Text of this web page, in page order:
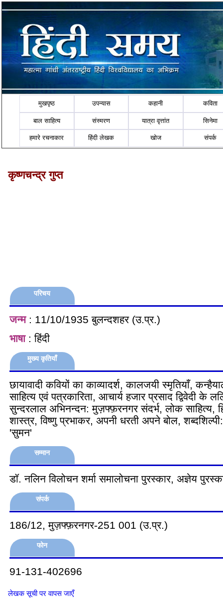
मुखपृष्ठ उपन्यास कहानी कविता
बाल साहित्य संस्मरण यात्रा वृत्तांत सिनेमा
हमारे रचनाकार हिंदी लेखक खोज संपर्क
कृष्णचन्द्र गुप्त
परिचय
जन्म: 11/10/1935 बुलन्दशहर (उ.प्र.)
भाषा: हिंदी
मुख्य कृतियाँ
छायावादी कवियों का काव्यादर्श, कालजयी स्मृतियाँ,
साहित्य एवं पत्रकारिता, आचार्य हजार प्रसाद द्विवेदी के
सुन्दरलाल अभिनन्दन: मुज़फ्फ़रनगर संदर्भ, लोक साहित्य,
शास्त्र, विष्णु प्रभाकर, अपनी धरती अपने बोल,
'सुमन'
सम्मान
डॉ. नलिन विलोचन शर्मा समालोचना पुरस्कार, अज्ञेय
संपर्क
186/12, मुज़फ्फ़रनगर-251 001 (उ.प्र.)
फोन
91-131-402696
लेखक सूची पर वापस जाएँ